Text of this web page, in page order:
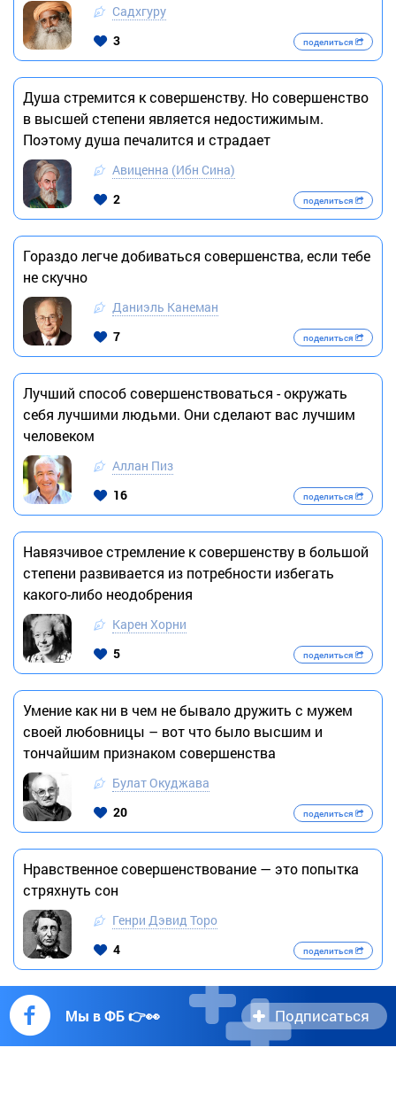
Садхгуру
3
поделиться
Душа стремится к совершенству. Но совершенство
в высшей степени является недостижимым.
Поэтому душа печалится и страдает
Авиценна (Ибн Сина)
2
поделиться
Гораздо легче добиваться совершенства, если тебе
не скучно
Даниэль Канеман
7
поделиться
Лучший способ совершенствоваться - окружать
себя лучшими людьми. Они сделают вас лучшим
человеком
Аллан Пиз
16
поделиться
Навязчивое стремление к совершенству в большой
степени развивается из потребности избегать
какого-либо неодобрения
Карен Хорни
5
поделиться
Умение как ни в чем не бывало дружить с мужем
своей любовницы – вот что было высшим и
тончайшим признаком совершенства
Булат Окуджава
20
поделиться
Нравственное совершенствование — это попытка
стряхнуть сон
Генри Дэвид Торо
4
поделиться
Мы в ФБ 👉👀 Подписаться